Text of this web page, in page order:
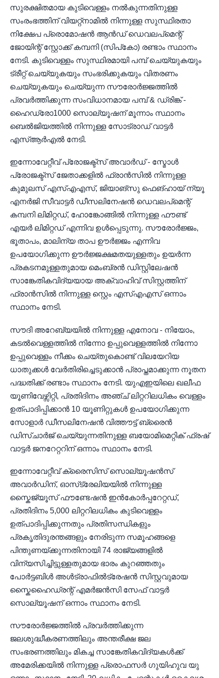
സുരക്ഷിതമായ കുടിവെള്ളം നൽകുന്നതിനുള്ള
സംരംഭത്തിന് വിയറ്റ്‌നാമിൽ നിന്നുള്ള സുസ്ഥിരതാ
നിക്ഷേപ പ്രൊമോഷൻ ആൻഡ് ഡെവലപ്‌മെന്റ്
ജോയിന്റ് സ്റ്റോക്ക് കമ്പനി (സിപ്‌കോ) രണ്ടാം സ്ഥാനം
നേടി. കുടിവെള്ളം സുസ്ഥിരമായി പമ്പ് ചെയ്യുകയും
ട്രീറ്റ് ചെയ്യുകയും സംഭരിക്കുകയും വിതരണം
ചെയ്യുകയും ചെയ്യുന്ന സൗരോർജ്ജത്തിൽ
പ്രവർത്തിക്കുന്ന സംവിധാനമായ പമ്പ് & ഡ്രിങ്ക് -
ഹൈഡ്രോ1000 സൊല്യൂഷന് മൂന്നാം സ്ഥാനം
ബെൽജിയത്തിൽ നിന്നുള്ള സോട്രാഡ് വാട്ടർ
എസ്ആർഎൽ നേടി.
ഇന്നോവേറ്റീവ് പ്രോജക്ട്സ് അവാർഡ് - സ്മോൾ
പ്രോജക്ട്സ് ജേതാക്കളിൽ ഫ്രാൻസിൽ നിന്നുള്ള
കുമുലസ് എസ്എഎസ്, ജിയാങ്‌സു ഫെങ്‌ഹായ് ന്യൂ
എനർജി സീവാട്ടർ ഡീസലിനേഷൻ ഡെവലപ്‌മെന്റ്
കമ്പനി ലിമിറ്റഡ്, ഹോങ്കോങ്ങിൽ നിന്നുള്ള ഫൗണ്ട്
എയർ ലിമിറ്റഡ് എന്നിവ ഉൾപ്പെടുന്നു. സൗരോർജ്ജം,
ഭൂതാപം, മാലിന്യ താപ ഊർജ്ജം എന്നിവ
ഉപയോഗിക്കുന്ന ഊർജ്ജക്ഷമതയുള്ളതും ഉയർന്ന
പ്രകടനമുള്ളതുമായ മെംബ്രൻ ഡിസ്റ്റിലേഷൻ
സാങ്കേതികവിദ്യയായ അക്വാഹിവ് സിസ്റ്റത്തിന്
ഫ്രാൻസിൽ നിന്നുള്ള സ്റ്റെം എസ്എഎസ് ഒന്നാം
സ്ഥാനം നേടി.
സൗദി അറേബ്യയിൽ നിന്നുള്ള എനോവ - നിയോം,
കടൽവെള്ളത്തിൽ നിന്നോ ഉപ്പുവെള്ളത്തിൽ നിന്നോ
ഉപ്പുവെള്ളം നീക്കം ചെയ്തുകൊണ്ട് വിലയേറിയ
ധാതുക്കൾ വേർതിരിച്ചെടുക്കാൻ പ്രാപ്തമാക്കുന്ന നൂതന
പദ്ധതിക്ക് രണ്ടാം സ്ഥാനം നേടി. യുഎഇയിലെ ഖലീഫ
യൂണിവേഴ്സിറ്റി, പ്രതിദിനം അഞ്ച് ലിറ്ററിലധികം വെള്ളം
ഉത്പാദിപ്പിക്കാൻ 10 യൂണിറ്റുകൾ ഉപയോഗിക്കുന്ന
സോളാർ ഡീസലിനേഷൻ വിത്തൗട്ട് ബ്രൈൻ
ഡിസ്ചാർജ് ചെയ്യുന്നതിനുള്ള ബയോമിമെറ്റിക് ഫ്രഷ്
വാട്ടർ ജനറേറ്ററിന് ഒന്നാം സ്ഥാനം നേടി.
ഇന്നോവേറ്റീവ് ക്രൈസിസ് സൊല്യൂഷൻസ്
അവാർഡിന്, ഓസ്‌ട്രേലിയയിൽ നിന്നുള്ള
സ്കൈജ്യൂസ് ഫൗണ്ടേഷൻ ഇൻ‌കോർപ്പറേറ്റഡ്,
പ്രതിദിനം 5,000 ലിറ്ററിലധികം കുടിവെള്ളം
ഉത്പാദിപ്പിക്കുന്നതും പ്രതിസന്ധികളും
പ്രകൃതിദുരന്തങ്ങളും നേരിടുന്ന സമൂഹങ്ങളെ
പിന്തുണയ്ക്കുന്നതിനായി 74 രാജ്യങ്ങളിൽ
വിന്യസിച്ചിട്ടുള്ളതുമായ ഭാരം കുറഞ്ഞതും
പോർട്ടബിൾ അൾട്രാഫിൽട്രേഷൻ സിസ്റ്റവുമായ
സ്കൈഹൈഡ്രന്റ് എമർജൻസി സേഫ് വാട്ടർ
സൊല്യൂഷന് ഒന്നാം സ്ഥാനം നേടി.
സൗരോർജ്ജത്തിൽ പ്രവർത്തിക്കുന്ന
ജലശുദ്ധീകരണത്തിലും അന്തരീക്ഷ ജല
സംഭരണത്തിലും മികച്ച സാങ്കേതികവിദ്യകൾക്ക്
അമേരിക്കയിൽ നിന്നുള്ള പ്രൊഫസർ ഗുയിഹുവ യു